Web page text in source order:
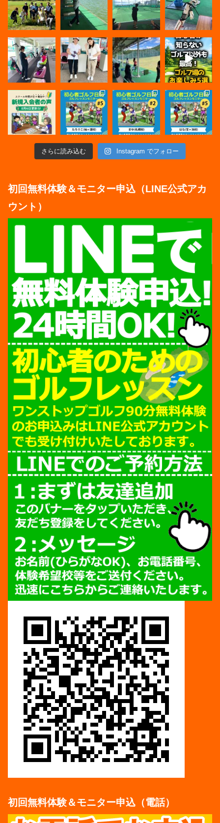
さらに読み込む Instagram でフォロー
初回無料体験＆モニター申込（LINE公式アカ
ウント）
初回無料体験＆モニター申込（電話）